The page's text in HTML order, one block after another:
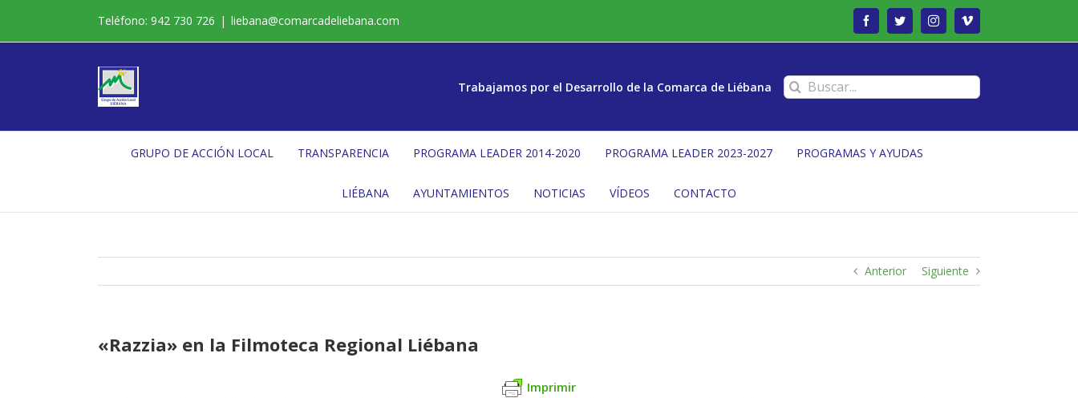
contenido
Teléfono: 942 730 726 | liebana@comarcadeliebana.com FacebookTwitterInstagramVimeo
Trabajamos por el Desarrollo de la Comarca de Liébana Buscar:
GRUPO DE ACCIÓN LOCAL TRANSPARENCIA PROGRAMA LEADER 2014-2020 PROGRAMA LEADER 2023-2027 PROGRAMAS Y AYUDAS
LIÉBANA AYUNTAMIENTOS NOTICIAS VÍDEOS CONTACTO
Anterior Siguiente
«Razzia» en la Filmoteca Regional Liébana
Imprimir